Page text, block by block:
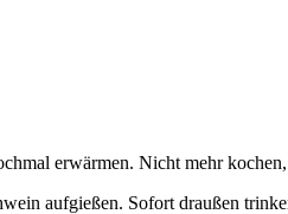
erwärmen. Nicht mehr
aufgießen. Sofort draußen